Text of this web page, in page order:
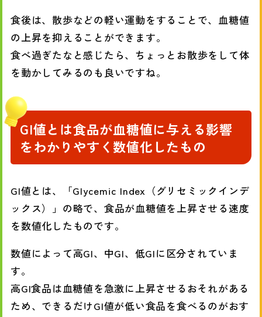
食後は、散歩などの軽い運動をすることで、血糖値
の上昇を抑えることができます。
食べ過ぎたなと感じたら、ちょっとお散歩をして体
を動かしてみるのも良いですね。
GI値とは食品が血糖値に与える影響
をわかりやすく数値化したもの
GI値とは、「Glycemic Index（グリセミックインデ
ックス）」の略で、食品が血糖値を上昇させる速度
を数値化したものです。
数値によって高GI、中GI、低GIに区分されていま
す。
高GI食品は血糖値を急激に上昇させるおそれがある
ため、できるだけGI値が低い食品を食べるのがおす